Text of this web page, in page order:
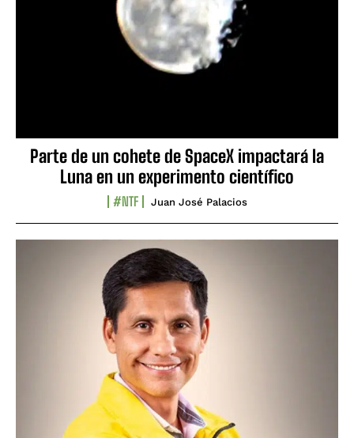
Parte de un cohete de SpaceX impactará la
Luna en un experimento científico
#NTF Juan José Palacios